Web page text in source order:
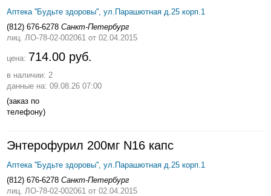
Аптека ''Будьте здоровы'', ул.Парашютная д.25 корп.1
(812) 676-6278 Санкт-Петербург
лиц. ЛО-78-02-002061 от 02.04.2015
цена: 714.00 руб.
в наличии: 2
данные на: 09.08.26 07:00
(заказ по
телефону)
Энтерофурил 200мг N16 капс
Аптека ''Будьте здоровы'', ул.Парашютная д.25 корп.1
(812) 676-6278 Санкт-Петербург
лиц. ЛО-78-02-002061 от 02.04.2015